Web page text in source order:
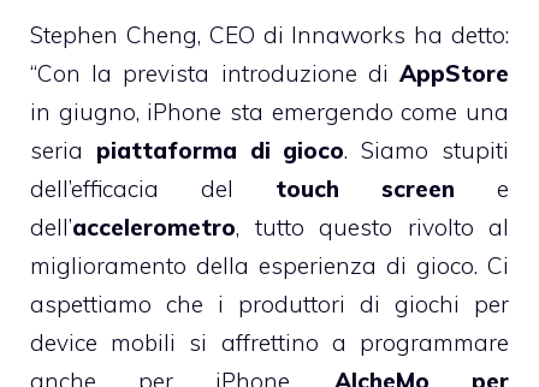
Stephen Cheng, CEO di Innaworks ha detto:
“Con la prevista introduzione di AppStore
in giugno, iPhone sta emergendo come una
seria piattaforma di gioco. Siamo stupiti
dell’efficacia del touch screen e
dell’accelerometro, tutto questo rivolto al
miglioramento della esperienza di gioco. Ci
aspettiamo che i produttori di giochi per
device mobili si affrettino a programmare
anche per iPhone.AlcheMo per